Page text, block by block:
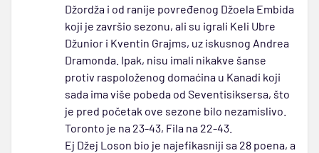
Džordža i od ranije povređenog Džoela Embida
koji je završio sezonu, ali su igrali Keli Ubre
Džunior i Kventin Grajms, uz iskusnog Andrea
Dramonda. Ipak, nisu imali nikakve šanse
protiv raspoloženog domaćina u Kanadi koji
sada ima više pobeda od Seventisiksersa, što
je pred početak ove sezone bilo nezamislivo.
Toronto je na 23-43, Fila na 22-43.
Ej Džej Loson bio je najefikasniji sa 28 poena, a